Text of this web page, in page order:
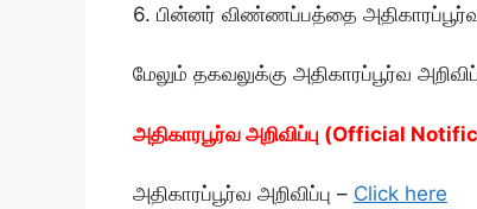
6. பின்னர் விண்ணப்பத்தை அதிகாரப்பூர்வ
மேலும் தகவலுக்கு அதிகாரப்பூர்வ
அதிகாரபூர்வ அறிவிப்பு (Official
அதிகாரப்பூர்வ அறிவிப்பு – Click here